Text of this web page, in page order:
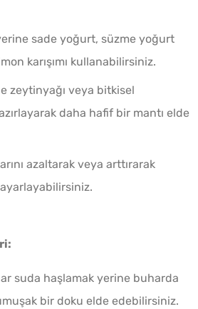
sade yoğurt, süzme yoğurt
karışımı kullanabilirsiniz.
zeytinyağı veya bitkisel
daha hafif bir mantı elde
azaltarak veya arttırarak
ayarlayabilirsiniz.
suda haşlamak yerine buharda
bir doku elde edebilirsiniz.